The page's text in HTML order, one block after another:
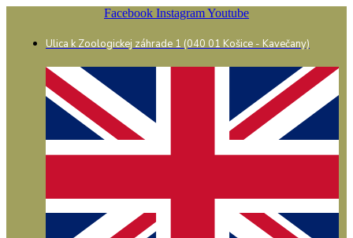
obsah
Facebook InstagramYoutube
Ulica k Zoologickej záhrade 1 (040 01 Košice - Kavečany)